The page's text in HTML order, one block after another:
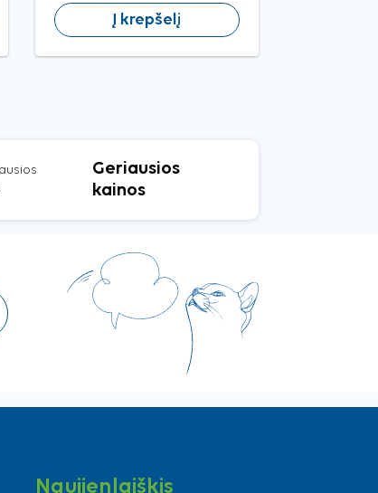
Į krepšelį
Geriausios
kainos
Naujienlaiškis